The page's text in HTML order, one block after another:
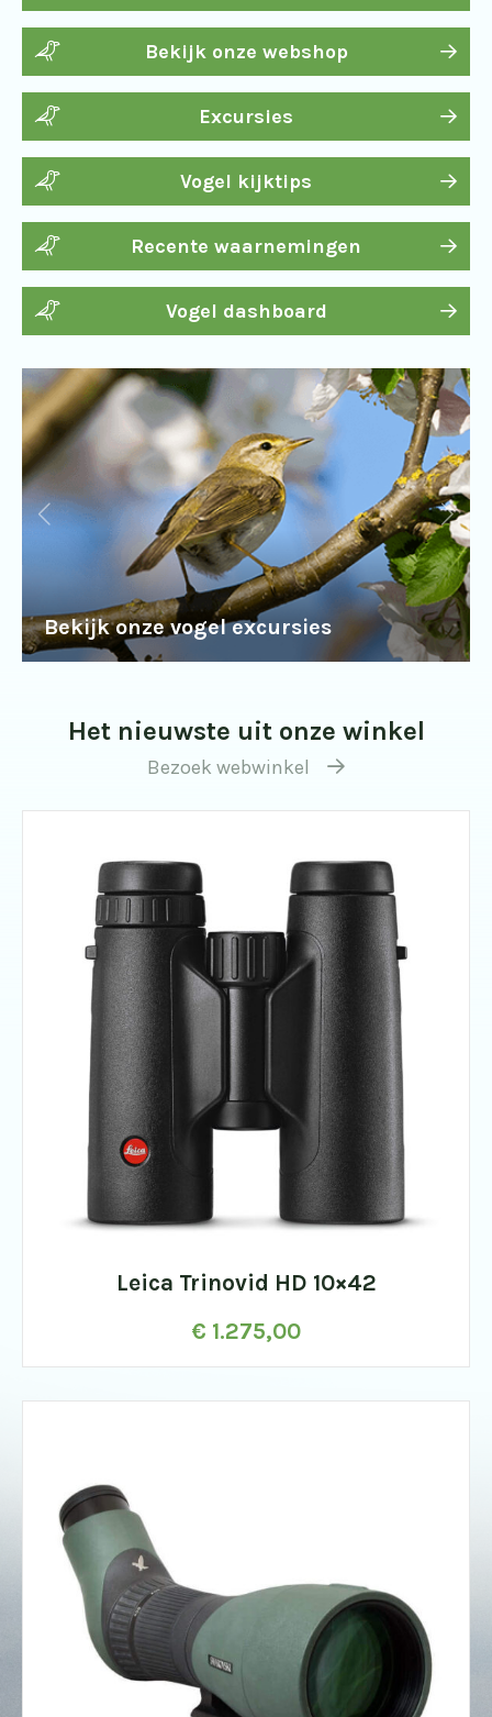
Bekijk onze webshop
Excursies
Vogel kijktips
Recente waarnemingen
Vogel dashboard
Bekijk onze vogel excursies
Het nieuwste uit onze winkel
Bezoek webwinkel
Leica Trinovid HD 10×42
€ 1.275,00